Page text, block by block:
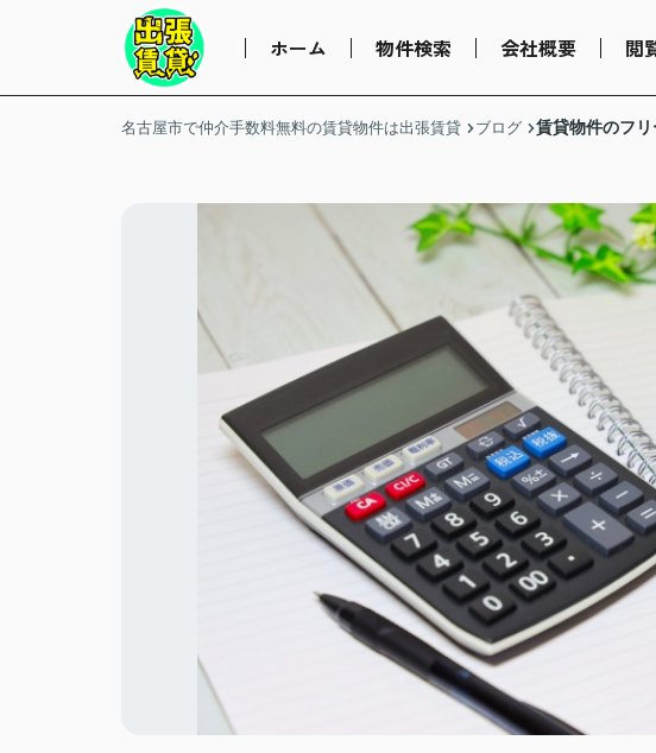
ホーム 物件検索 会社概要 閲
名古屋市で仲介手数料無料の賃貸物件は出張賃貸 ブログ 賃貸物件のフ